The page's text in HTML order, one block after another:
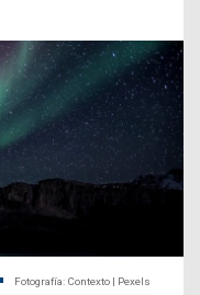
Fotografía: Contexto | Pexels